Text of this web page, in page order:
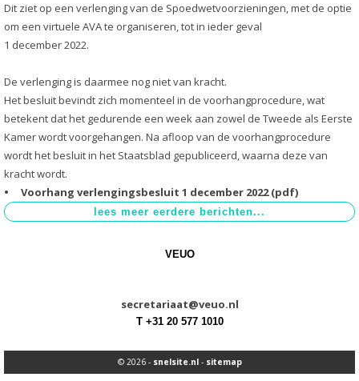
Dit ziet op een verlenging van de Spoedwetvoorzieningen, met de optie
om een virtuele AVA te organiseren, tot in ieder geval
1 december 2022.
De verlenging is daarmee nog niet van kracht.
Het besluit bevindt zich momenteel in de voorhangprocedure, wat
betekent dat het gedurende een week aan zowel de Tweede als Eerste
Kamer wordt voorgehangen. Na afloop van de voorhangprocedure
wordt het besluit in het Staatsblad gepubliceerd, waarna deze van
kracht wordt.
Voorhang verlengingsbesluit 1 december 2022 (pdf)
VEUO
secretariaat@veuo.nl
T +31 20 577 1010
© 2026 - snelsite.nl- sitemap